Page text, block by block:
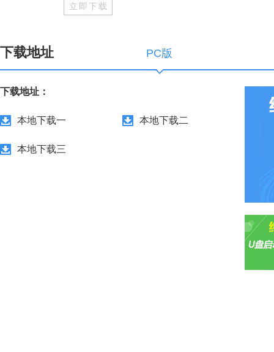
立即下载
下载地址 PC版
下载地址：
本地下载一 本地下载二
本地下载三